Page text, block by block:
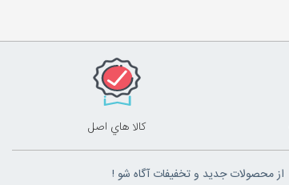
کالا هاي اصل
از محصولات جدید و تخفیفات آگاه شو !